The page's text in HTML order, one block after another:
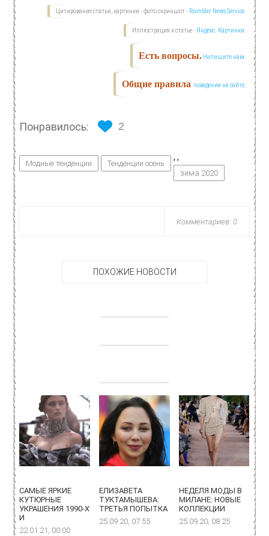
Цитирование статьи, картинки - фото скриншот - Rambler News Service.
Иллюстрация к статье - Яндекс. Картинки.
Есть вопросы. Напишите нам.
Общие правила поведения на сайте.
Понравилось: 2
Модные тенденции
,
Тенденции осень
,
зима 2020
Комментариев: 0
ПОХОЖИЕ НОВОСТИ
САМЫЕ ЯРКИЕ
КУТЮРНЫЕ
УКРАШЕНИЯ 1990-Х
И
22.01.21, 00:00
ЕЛИЗАВЕТА
ТУКТАМЫШЕВА:
ТРЕТЬЯ ПОПЫТКА
25.09.20, 07:55
НЕДЕЛЯ МОДЫ В
МИЛАНЕ: НОВЫЕ
КОЛЛЕКЦИИ
25.09.20, 08:25